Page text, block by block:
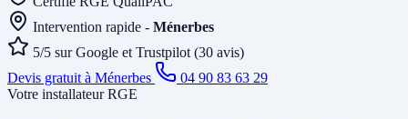
Intervention rapide - Ménerbes
5/5 sur Google et Trustpilot (30 avis)
Devis gratuit à Ménerbes
04 90 83 63 29
Votre installateur RGE